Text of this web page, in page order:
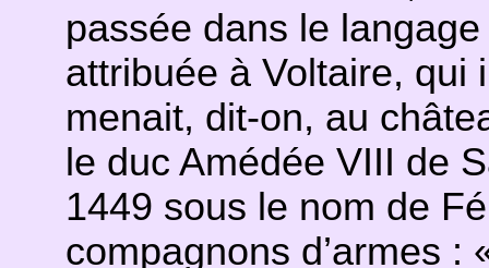
passée dans le
attribuée à Voltaire, qui
menait, dit-on, au
le duc Amédée VIII de
1449 sous le nom de
compagnons d’armes :